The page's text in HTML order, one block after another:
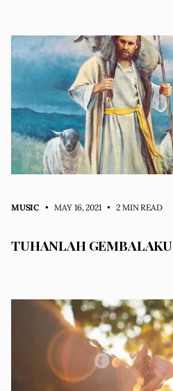
MUSIC • MAY 16, 2021 • 2 MIN READ
TUHANLAH GEMBALAKU